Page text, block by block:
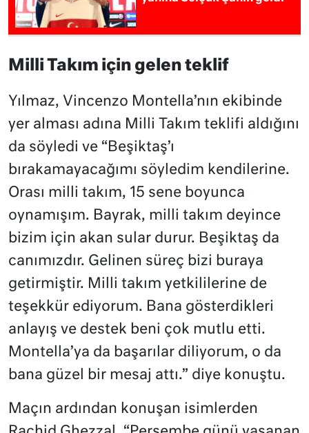
Milli Takım için gelen teklif
Yılmaz, Vincenzo Montella’nın ekibinde
yer alması adına Milli Takım teklifi aldığını
da söyledi ve “Beşiktaş’ı
bırakamayacağımı söyledim kendilerine.
Orası milli takım, 15 sene boyunca
oynamışım. Bayrak, milli takım deyince
bizim için akan sular durur. Beşiktaş da
canımızdır. Gelinen süreç bizi buraya
getirmiştir. Milli takım yetkililerine de
teşekkür ediyorum. Bana gösterdikleri
anlayış ve destek beni çok mutlu etti.
Montella’ya da başarılar diliyorum, o da
bana güzel bir mesaj attı.” diye konuştu.
Maçın ardından konuşan isimlerden